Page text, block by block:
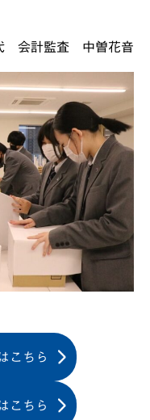
会計監査 中曽花音
こちら
こちら